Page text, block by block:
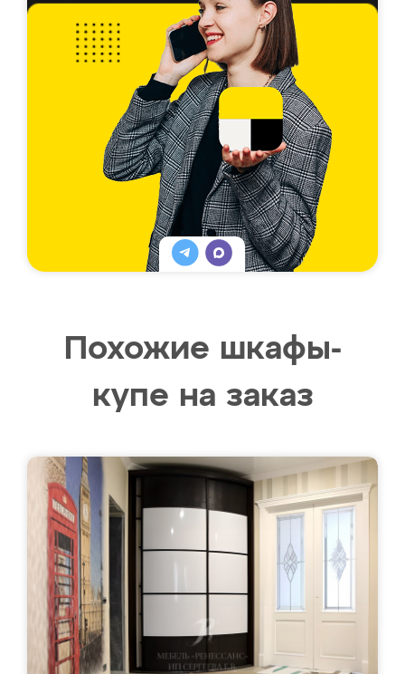
Похожие шкафы-
купе на заказ